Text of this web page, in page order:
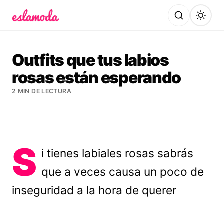
Outfits que tus labios
rosas están esperando
2 MIN DE LECTURA
S i tienes labiales rosas sabrás
que a veces causa un poco de
inseguridad a la hora de querer